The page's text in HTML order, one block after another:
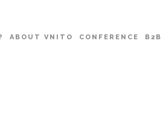
ABOUT VNITO CONFERENCE B2B